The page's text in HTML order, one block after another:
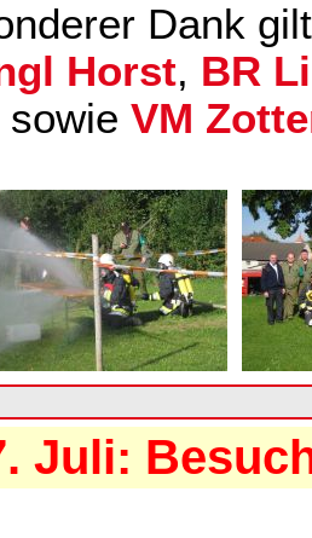
Dank
Horst, BR
sowieVM
Juli: